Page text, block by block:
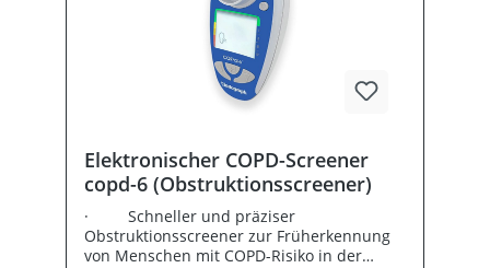
Elektronischer COPD-Screener
copd-6 (Obstruktionsscreener)
· Schneller und präziser
Obstruktionsscreener zur Früherkennung
von Menschen mit COPD-Risiko in der